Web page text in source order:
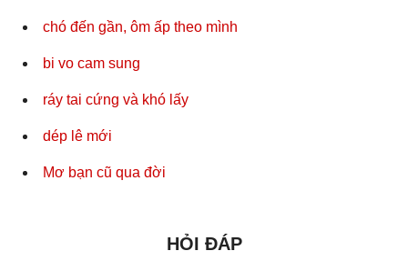
chó đến gần, ôm ấp theo mình
bi vo cam sung
ráy tai cứng và khó lấy
dép lê mới
Mơ bạn cũ qua đời
HỎI ĐÁP